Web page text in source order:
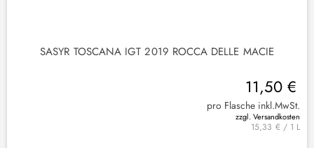
SASYR TOSCANA IGT 2019 ROCCA DELLE MACIE
11,50 €
pro Flasche inkl.MwSt.
zzgl. Versandkosten
15,33 € / 1 L